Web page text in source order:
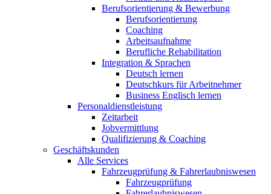
Berufsorientierung & Bewerbung
Berufsorientierung
Coaching
Arbeitsaufnahme
Berufliche Rehabilitation
Integration & Sprachen
Deutsch lernen
Deutschkurs für Arbeitnehmer
Business Englisch lernen
Personaldienstleistung
Zeitarbeit
Jobvermittlung
Qualifizierung & Coaching
Geschäftskunden
Alle Services
Fahrzeugprüfung & Fahrerlaubniswesen
Fahrzeugprüfung